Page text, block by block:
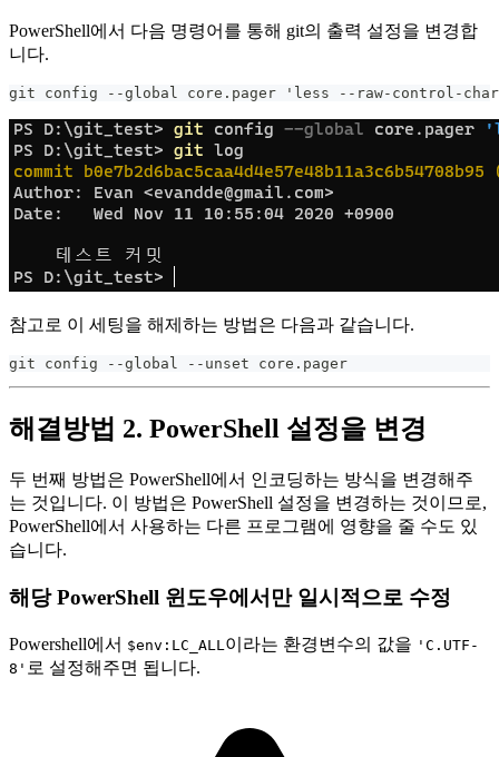
PowerShell에서 다음 명령어를 통해 git의 출력 설정을 변경합
니다.
git config --global core.pager 'less --raw-control-
참고로 이 세팅을 해제하는 방법은 다음과 같습니다.
git config --global --unset core.pager
해결방법 2. PowerShell 설정을 변경
두 번째 방법은 PowerShell에서 인코딩하는 방식을 변경해주
는 것입니다. 이 방법은 PowerShell 설정을 변경하는 것이므로,
PowerShell에서 사용하는 다른 프로그램에 영향을 줄 수도 있
습니다.
해당 PowerShell 윈도우에서만 일시적으로 수정
Powershell에서 $env:LC_ALL 이라는 환경변수의 값을 'C.UTF-
8' 로 설정해주면 됩니다.